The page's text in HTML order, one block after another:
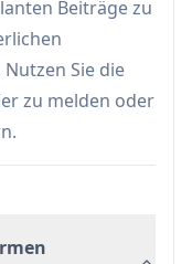
noch in
nur in
Beiträge zu
Sie die
zu melden oder